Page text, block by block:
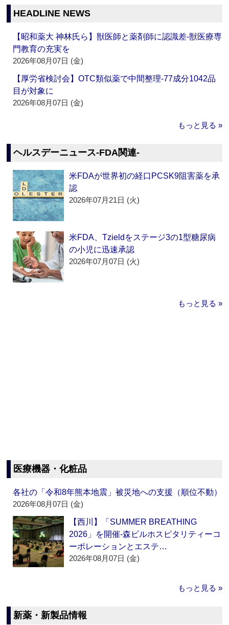
HEADLINE NEWS
【昭和薬大 神林氏ら】獣医師と薬剤師に認識差‐獣医療専
門教育の充実を
2026年08月07日 (金)
【厚労省検討会】OTC類似薬で中間整理‐77成分1042品
目が対象に
2026年08月07日 (金)
もっと見る »
ヘルスデーニュース‐FDA関連‐
米FDAが世界初の経口PCSK9阻害薬を承
認
2026年07月21日 (火)
米FDA、Tzieldをステージ3の1型糖尿病
の小児に迅速承認
2026年07月07日 (火)
もっと見る »
医療機器・化粧品
各社の「令和8年熊本地震」被災地への支援（順位不動）
2026年08月07日 (金)
【西川】「SUMMER BREATHING
2026」を開催‐森ビルホスピタリティーコ
ーポレーションとエステ…
2026年08月07日 (金)
もっと見る »
新薬・新製品情報